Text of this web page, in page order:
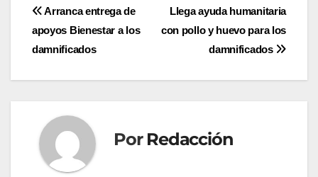
Navegación
de
entradas
Llega ayuda humanitaria
con pollo y huevo para los
damnificados
Arranca entrega de
apoyos Bienestar a los
damnificados
Por Redacción